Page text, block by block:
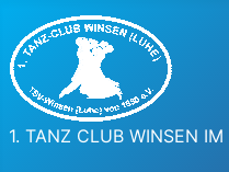
1. TANZ CLUB WINSEN